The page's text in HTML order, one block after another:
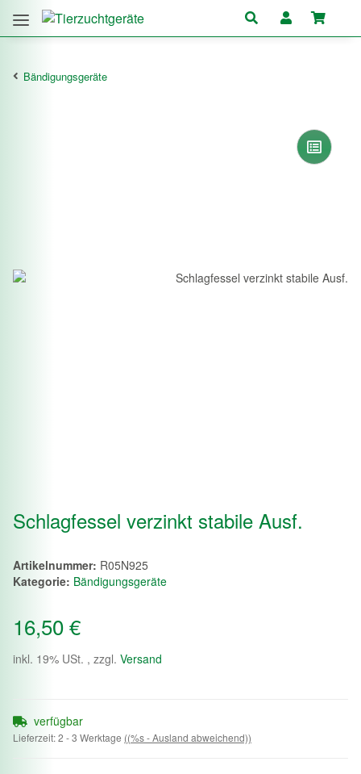
Bändigungsgeräte
Schlagfessel verzinkt stabile Ausf.
Artikelnummer: R05N925
Kategorie: Bändigungsgeräte
16,50 €
inkl. 19% USt. , zzgl. Versand
verfügbar
Lieferzeit:2 - 3 Werktage ((%s - Ausland abweichend))